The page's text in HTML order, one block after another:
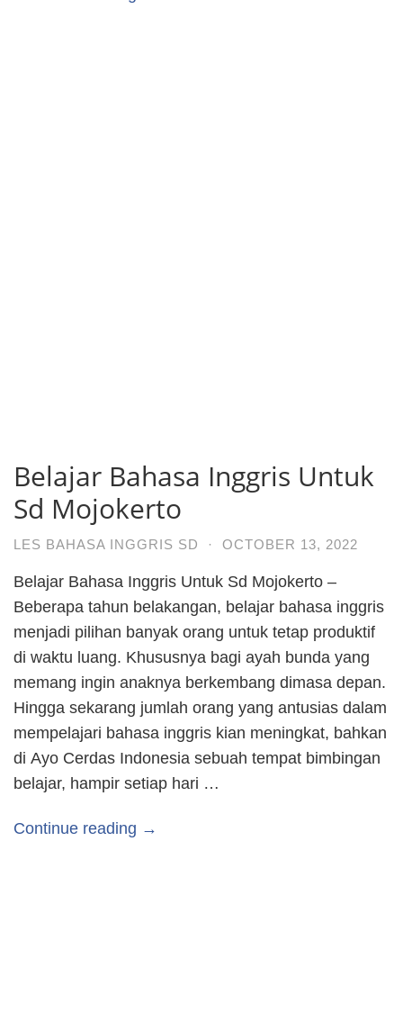
Belajar Bahasa Inggris Untuk
Sd Mojokerto
LES BAHASA INGGRIS SD · OCTOBER 13, 2022
Belajar Bahasa Inggris Untuk Sd Mojokerto –
Beberapa tahun belakangan, belajar bahasa inggris
menjadi pilihan banyak orang untuk tetap produktif
di waktu luang. Khususnya bagi ayah bunda yang
memang ingin anaknya berkembang dimasa depan.
Hingga sekarang jumlah orang yang antusias dalam
mempelajari bahasa inggris kian meningkat, bahkan
di Ayo Cerdas Indonesia sebuah tempat bimbingan
belajar, hampir setiap hari …
Continue reading →